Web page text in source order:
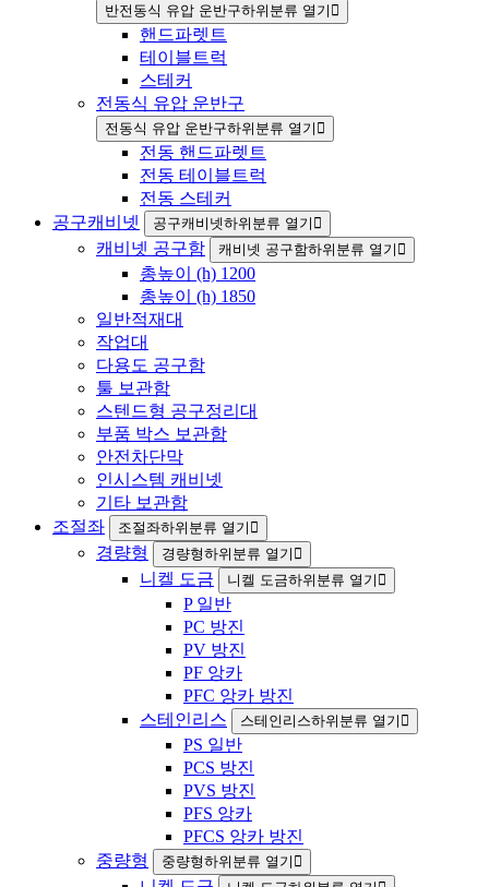
반전동식 유압 운반구하위분류 열기
핸드파렛트
테이블트럭
스테커
전동식 유압 운반구
전동식 유압 운반구하위분류 열기
전동 핸드파렛트
전동 테이블트럭
전동 스테커
공구캐비넷
공구캐비넷하위분류 열기
캐비넷 공구함 캐비넷 공구함하위분류 열기
총높이 (h) 1200
총높이 (h) 1850
일반적재대
작업대
다용도 공구함
툴 보관함
스텐드형 공구정리대
부품 박스 보관함
안전차단막
인시스템 캐비넷
기타 보관함
조절좌
조절좌하위분류 열기
경량형 경량형하위분류 열기
니켈 도금 니켈 도금하위분류 열기
P 일반
PC 방진
PV 방진
PF 앙카
PFC 앙카 방진
스테인리스
스테인리스하위분류 열기
PS 일반
PCS 방진
PVS 방진
PFS 앙카
PFCS 앙카 방진
중량형
중량형하위분류 열기